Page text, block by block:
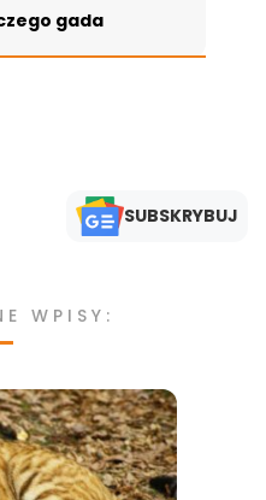
gada
SUBSKRYBUJ
WPISY: